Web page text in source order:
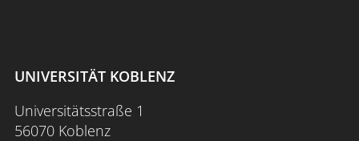
UNIVERSITÄT KOBLENZ
Universitätsstraße 1
56070 Koblenz